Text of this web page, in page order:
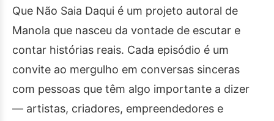
Que Não Saia Daqui é um projeto autoral de
Manola que nasceu da vontade de escutar e
contar histórias reais. Cada episódio é um
convite ao mergulho em conversas sinceras
com pessoas que têm algo importante a dizer
— artistas, criadores, empreendedores e